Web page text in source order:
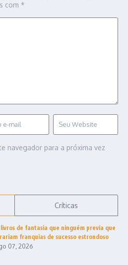
com *
navegador para a próxima vez
Críticas
de fantasia que ninguém previa que
franquias de sucesso estrondoso
07, 2026